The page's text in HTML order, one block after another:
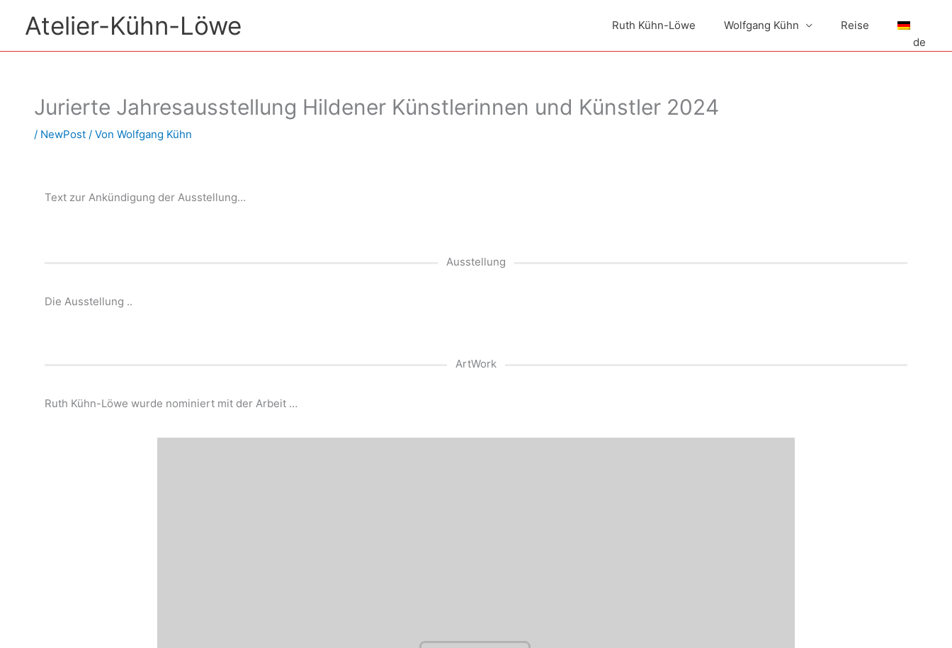
InhaltAtelier-Kühn-Löwe Ruth Kühn-Löwe Wolfgang Kühn
Reise
de
Jurierte Jahresausstellung Hildener Künstlerinnen und Künstler 2024
/ NewPost / Von Wolfgang Kühn
Text zur Ankündigung der Ausstellung…
Ausstellung
Die Ausstellung ..
ArtWork
Ruth Kühn-Löwe wurde nominiert mit der Arbeit …